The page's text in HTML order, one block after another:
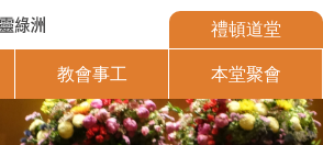
禮頓道堂
教會事工 本堂聚會